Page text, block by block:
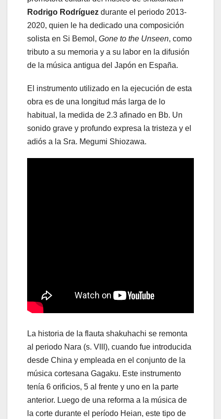
Rodrigo Rodríguez durante el periodo 2013-
2020, quien le ha dedicado una composición
solista en Si Bemol, Gone to the Unseen, como
tributo a su memoria y a su labor en la difusión
de la música antigua del Japón en España.
El instrumento utilizado en la ejecución de esta
obra es de una longitud más larga de lo
habitual, la medida de 2.3 afinado en Bb. Un
sonido grave y profundo expresa la tristeza y el
adiós a la Sra. Megumi Shiozawa.
La historia de la flauta shakuhachi se remonta
al periodo Nara (s. VIII), cuando fue introducida
desde China y empleada en el conjunto de la
música cortesana Gagaku. Este instrumento
tenía 6 orificios, 5 al frente y uno en la parte
anterior. Luego de una reforma a la música de
la corte durante el período Heian, este tipo de